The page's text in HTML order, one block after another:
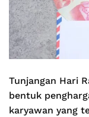
Tunjangan Hari
bentuk
karyawan yang